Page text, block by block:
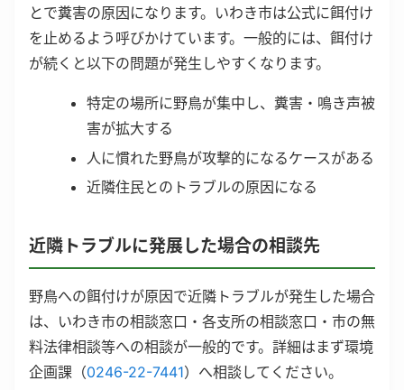
とで糞害の原因になります。いわき市は公式に餌付け
を止めるよう呼びかけています。一般的には、餌付け
が続くと以下の問題が発生しやすくなります。
特定の場所に野鳥が集中し、糞害・鳴き声被
害が拡大する
人に慣れた野鳥が攻撃的になるケースがある
近隣住民とのトラブルの原因になる
近隣トラブルに発展した場合の相談先
野鳥への餌付けが原因で近隣トラブルが発生した場合
は、いわき市の相談窓口・各支所の相談窓口・市の無
料法律相談等への相談が一般的です。詳細はまず環境
企画課（0246-22-7441）へ相談してください。